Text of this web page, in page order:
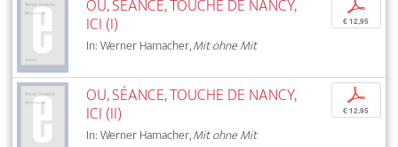
OU, SÉANCE, TOUCHE DE NANCY,
ICI (I)
In: Werner Hamacher,Mit ohne Mit
p
€ 12,95
OU, SÉANCE, TOUCHE DE NANCY,
ICI (II)
In: Werner Hamacher,Mit ohne Mit
p
€ 12,95